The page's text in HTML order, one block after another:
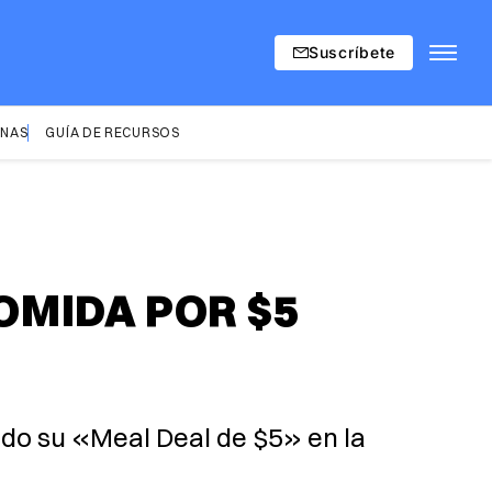
Suscríbete
GUÍA DE RECURSOS
POR $5
su «Meal Deal de $5» en la